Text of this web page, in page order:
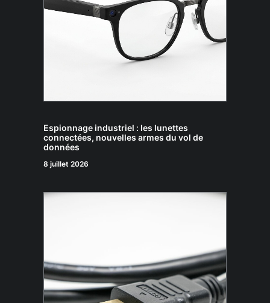
Espionnage industriel : les lunettes
connectées, nouvelles armes du vol de
données
8 juillet 2026